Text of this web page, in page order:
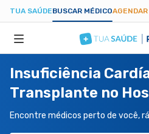
TUA SAÚDEBUSCAR MÉDICO
ESPECIALIDADES
HOSPITAIS
Insuficiência
Transplante no
Encontre médicos perto de você,